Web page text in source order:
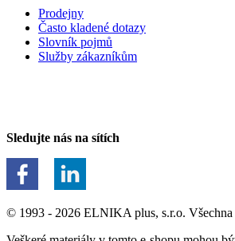
Prodejny
Často kladené dotazy
Slovník pojmů
Služby zákazníkům
Sledujte nás na sítích
© 1993 - 2026 ELNIKA plus, s.r.o. Všechna